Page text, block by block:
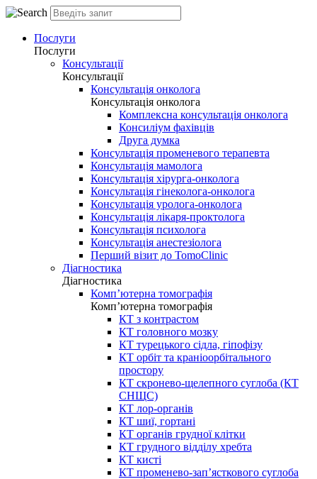
Послуги
Послуги
Консультації
Консультації
Консультація онколога
Консультація онколога
Комплексна консультація онколога
Консиліум фахівців
Друга думка
Консультація променевого терапевта
Консультація мамолога
Консультація хірурга-онколога
Консультація гінеколога-онколога
Консультація уролога-онколога
Консультація лікаря-проктолога
Консультація психолога
Консультація анестезіолога
Перший візит до TomoClinic
Діагностика
Діагностика
Комп’ютерна томографія
Комп’ютерна томографія
КТ з контрастом
КТ головного мозку
КТ турецького сідла, гіпофізу
КТ орбіт та краніоорбітального
простору
КТ скронево-щелепного суглоба (КТ
СНЩС)
КТ лор-органів
КТ шиї, гортані
КТ органів грудної клітки
КТ грудного відділу хребта
КТ кисті
КТ променево-зап’ясткового суглоба